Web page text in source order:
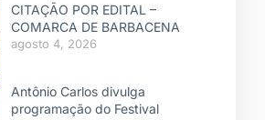
CITAÇÃO POR EDITAL –
COMARCA DE BARBACENA
agosto 4, 2026
Antônio Carlos divulga
programação do Festival